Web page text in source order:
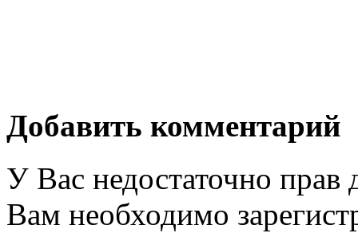
Добавить комментарий
У Вас недостаточно прав
Вам необходимо